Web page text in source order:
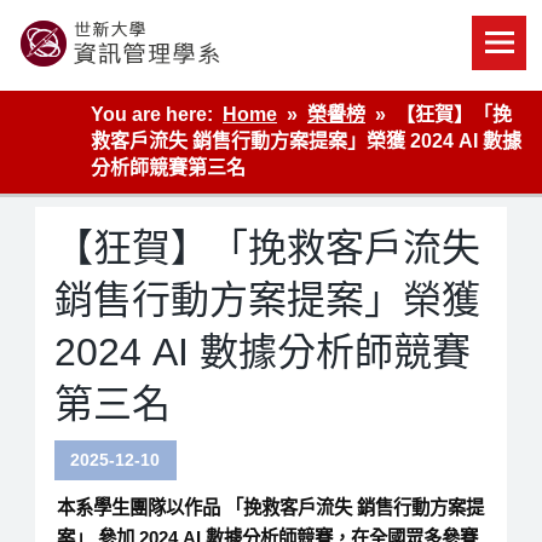
content
世新大學資管系網站
You are here:
Home 榮譽榜
【狂賀】「挽
救客戶流失 銷售行動方案提案」榮獲 2024 AI 數據
分析師競賽第三名
【狂賀】「挽救客戶流失
銷售行動方案提案」榮獲
2024 AI 數據分析師競賽
第三名
2025-12-10
本系學生團隊以作品
「挽救客戶流失 銷售行動方案提